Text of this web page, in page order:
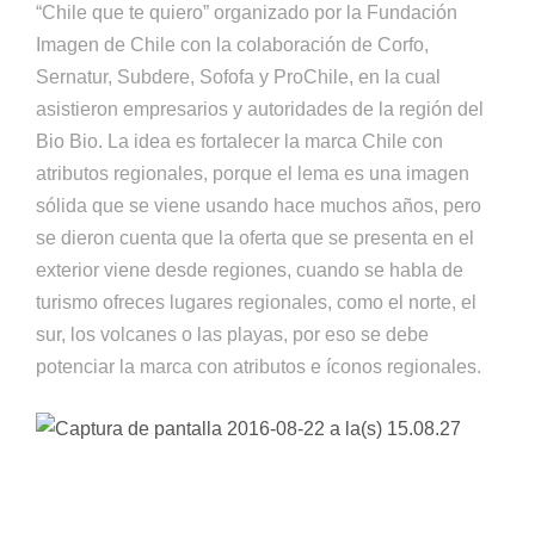
“Chile que te quiero” organizado por la Fundación
Imagen de Chile con la colaboración de Corfo,
Sernatur, Subdere, Sofofa y ProChile, en la cual
asistieron empresarios y autoridades de la región del
Bio Bio. La idea es fortalecer la marca Chile con
atributos regionales, porque el lema es una imagen
sólida que se viene usando hace muchos años, pero
se dieron cuenta que la oferta que se presenta en el
exterior viene desde regiones, cuando se habla de
turismo ofreces lugares regionales, como el norte, el
sur, los volcanes o las playas, por eso se debe
potenciar la marca con atributos e íconos regionales.